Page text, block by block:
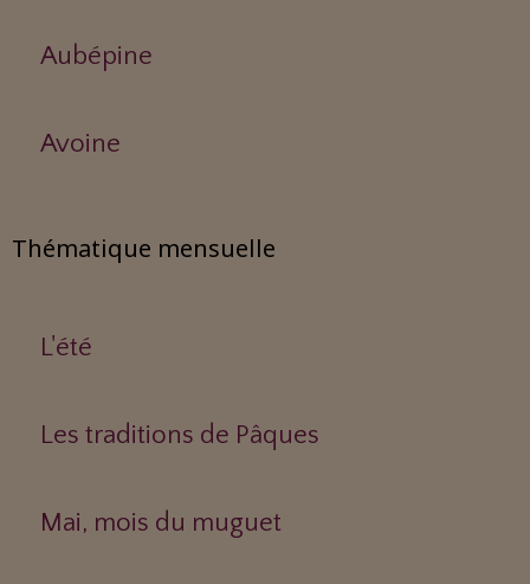
Aubépine
Avoine
Thématique mensuelle
L'été
Les traditions de Pâques
Mai, mois du muguet